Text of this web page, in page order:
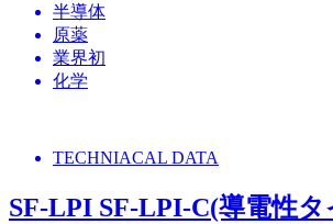
半導体
原薬
業界初
化学
TECHNIACAL DATA
SF-LPI SF-LPI-C(導電性タ